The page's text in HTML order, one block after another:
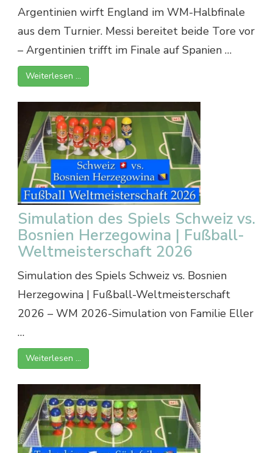
Argentinien wirft England im WM-Halbfinale
aus dem Turnier. Messi bereitet beide Tore vor
– Argentinien trifft im Finale auf Spanien …
Weiterlesen …
Simulation des Spiels Schweiz vs.
Bosnien Herzegowina | Fußball-
Weltmeisterschaft 2026
Simulation des Spiels Schweiz vs. Bosnien
Herzegowina | Fußball-Weltmeisterschaft
2026 – WM 2026-Simulation von Familie Eller
…
Weiterlesen …